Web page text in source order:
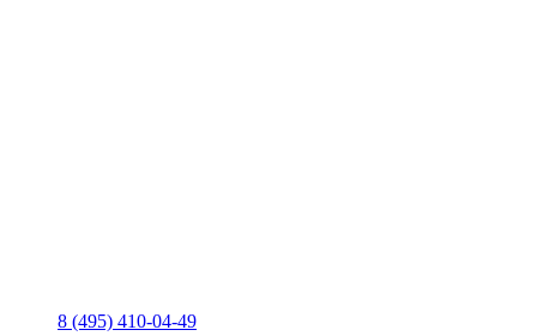
8 (495) 410-04-49